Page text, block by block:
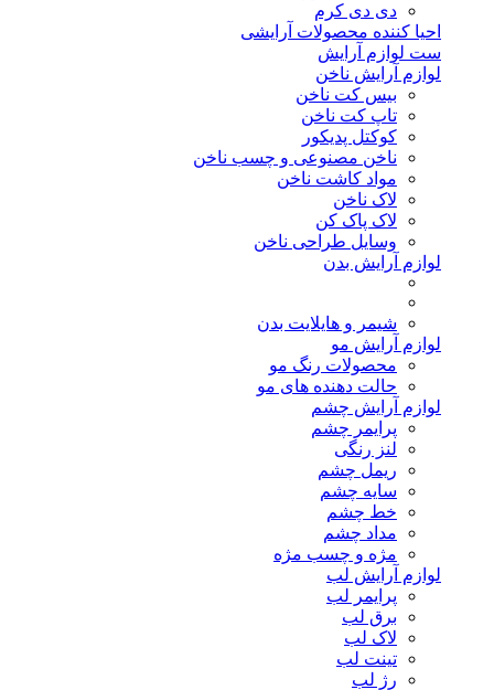
دی دی کرم
احیا کننده محصولات آرایشی
ست لوازم آرایش
لوازم آرایش ناخن
بیس کت ناخن
تاپ کت ناخن
کوکتل پدیکور
ناخن مصنوعی و چسب ناخن
مواد کاشت ناخن
لاک ناخن
لاک پاک کن
وسایل طراحی ناخن
لوازم آرایش بدن
شیمر و هایلایت بدن
لوازم آرایش مو
محصولات رنگ مو
حالت دهنده های مو
لوازم آرایش چشم
پرایمر چشم
لنز رنگی
ریمل چشم
سایه چشم
خط چشم
مداد چشم
مژه و چسب مژه
لوازم آرایش لب
پرایمر لب
برق لب
لاک لب
تینت لب
رژ لب